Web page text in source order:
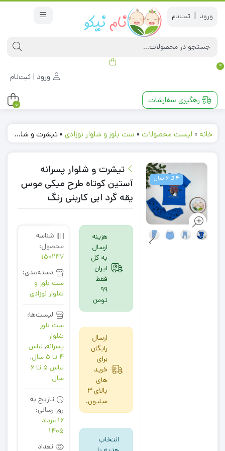
|
0
ورود | ثبت‌نام
رهگیری سفارشات 0
خانه » لیست محصولات » ست بلوز و شلوار نوزادی »تیشرت و شلوار پسرانه آستین کوتاه طرح میکی موس یقه گرد ابی کاربنی رنگ
4 تا 6 سال
تیشرت و شلوار پسرانه
آستین کوتاه طرح میکی موس
یقه گرد ابی کاربنی رنگ
هزینه
ارسال
به کل
ایران
فقط
99
تومن
ارسال
رایگان
برای
خرید
های
بالای 3
میلیون.
انتخاب
شناسه
محصول:
150247
دسته‌بندی:
ست بلوز و
شلوار نوزادی
لیست‌ها:
ست بلوز
شلوار
پسرانه, لباس
4 تا 5 سال
,
لباس 5 تا 6
سال
تاریخ به
روز رسانی:
16 مرداد
1405
تعداد